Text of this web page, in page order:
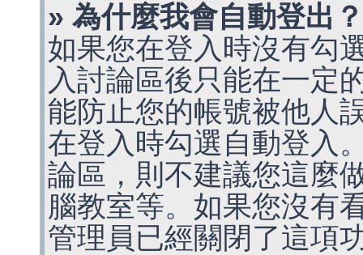
» 為什麼我會自動登出？
如果您在登入時沒有勾
入討論區後只能在一定
能防止您的帳號被他人
在登入時勾選自動登入
論區，則不建議您這麼
腦教室等。如果您沒有
管理員已經關閉了這項